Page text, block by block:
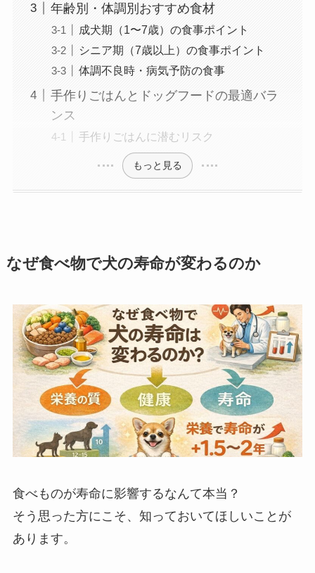
年齢別・体調別おすすめ食材
成犬期（1〜7歳）の食事ポイント
シニア期（7歳以上）の食事ポイント
体調不良時・病気予防の食事
手作りごはんとドッグフードの最適バラ
ンス
手作りごはんに潜むリスク
もっと見る
なぜ食べ物で犬の寿命が変わるのか
食べものが寿命に影響するなんて本当？
そう思った方にこそ、知っておいてほしいことが
あります。